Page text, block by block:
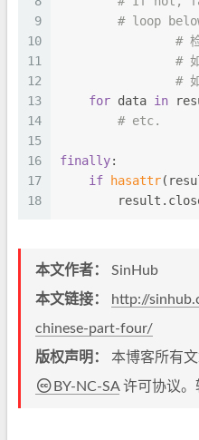
9
10
11
12
13
14
15
16
17
18
# loop
#
#
#
for data in
# etc.
finally:
if
hasattr
本文作者： SinHub
本文链接：
http://
chinese-part-four/
版权声明： 本博客所有
BY-NC-SA许可协议。